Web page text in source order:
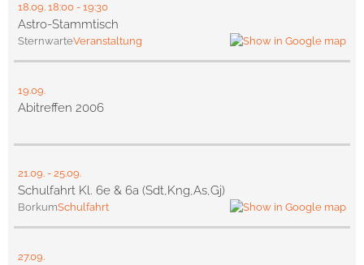
18.09. 18:00 - 19:30
Astro-Stammtisch
SternwarteVeranstaltung
19.09.
Abitreffen 2006
21.09. - 25.09.
Schulfahrt Kl. 6e & 6a (Sdt,Kng,As,Gj)
BorkumSchulfahrt
27.09.